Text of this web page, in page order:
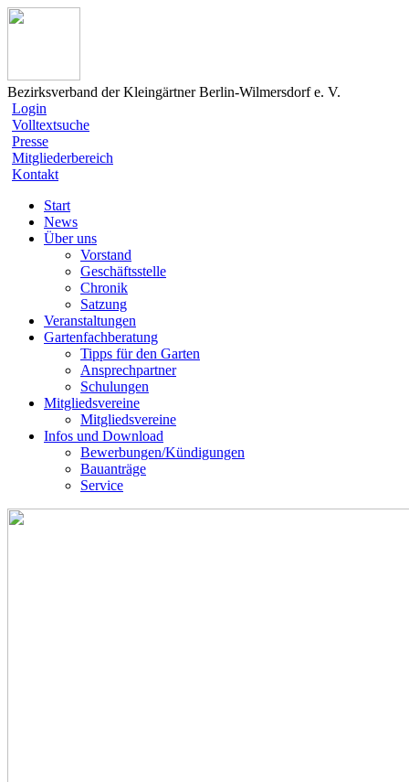
Bezirksverband der Kleingärtner Berlin-Wilmersdorf e. V.
Login
Volltextsuche
Presse
Mitgliederbereich
Kontakt
Start
News
Über uns
Vorstand
Geschäftsstelle
Chronik
Satzung
Veranstaltungen
Gartenfachberatung
Tipps für den Garten
Ansprechpartner
Schulungen
Mitgliedsvereine
Mitgliedsvereine
Infos und Download
Bewerbungen/Kündigungen
Bauanträge
Service